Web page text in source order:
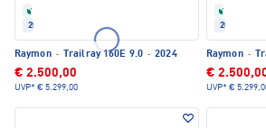
2024
Raymon · Trailray 160E 9.0 · 2024
€ 2.500,00
UVP* € 5.299,00
2024
Raymon ·
€
UVP* €